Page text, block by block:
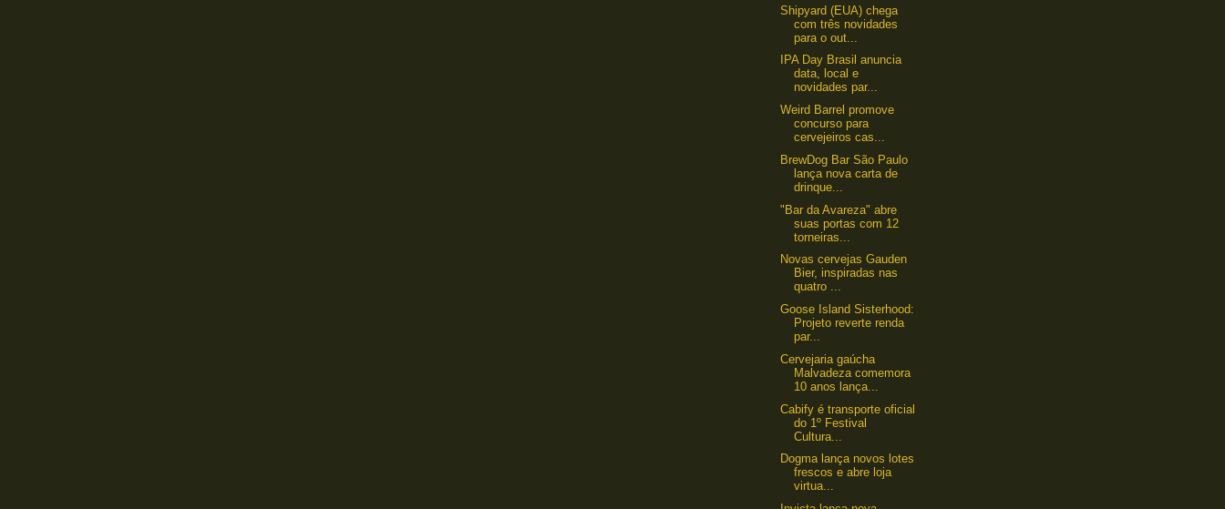
Shipyard (EUA) chega
com três novidades
para o out...
IPA Day Brasil anuncia
data, local e
novidades par...
Weird Barrel promove
concurso para
cervejeiros cas...
​BrewDog Bar São Paulo
lança nova carta de
drinque...
"Bar da Avareza" abre
suas portas com 12
torneiras...
Novas cervejas Gauden
Bier, inspiradas nas
quatro ...
Goose Island Sisterhood:
Projeto reverte renda
par...
Cervejaria gaúcha
Malvadeza comemora
10 anos lança...
Cabify é transporte oficial
do 1º Festival
Cultura...
Dogma lança novos lotes
frescos e abre loja
virtua...